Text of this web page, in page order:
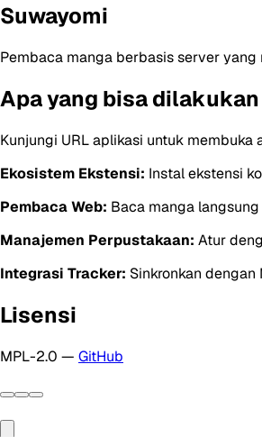
Suwayomi
Pembaca manga berbasis server
Apa yang bisa
Kunjungi URL aplikasi untuk
Ekosistem Ekstensi: Instal ekstensi
Pembaca Web: Baca manga
Manajemen Perpustakaan: Atur
Integrasi Tracker: Sinkronkan dengan
Lisensi
MPL-2.0 — GitHub